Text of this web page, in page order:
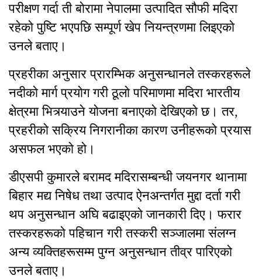
परीक्षण गर्दा ती बोरामा नेपालमा उत्पादित सौफी मदिरा
रहेको पुष्टि भएपछि सम्पूर्ण खेप नियन्त्रणमा लिइएको
उनले बताए।
प्रहरीका अनुसार प्रारम्भिक अनुसन्धानले तस्करहरूले
नदीको मार्ग प्रयोग गरी ठूलो परिमाणमा मदिरा भारतीय
क्षेत्रमा भित्र्याउने योजना बनाएको देखिएको छ। तर,
प्रहरीको सक्रिय निगरानीका कारण उनीहरूको प्रयास
असफल भएको हो।
डीएसपी कुमारले बरामद मदिरासम्बन्धी जयनगर थानामा
बिहार मद्य निषेध तथा उत्पाद ऐनअन्तर्गत मुद्दा दर्ता गरी
थप अनुसन्धान अघि बढाइएको जानकारी दिए। फरार
तस्करहरूको पहिचान गरी तस्करी सञ्जालमा संलग्न
अन्य व्यक्तिहरूसम्म पुग्न अनुसन्धान तीव्र पारिएको
उनले बताए।